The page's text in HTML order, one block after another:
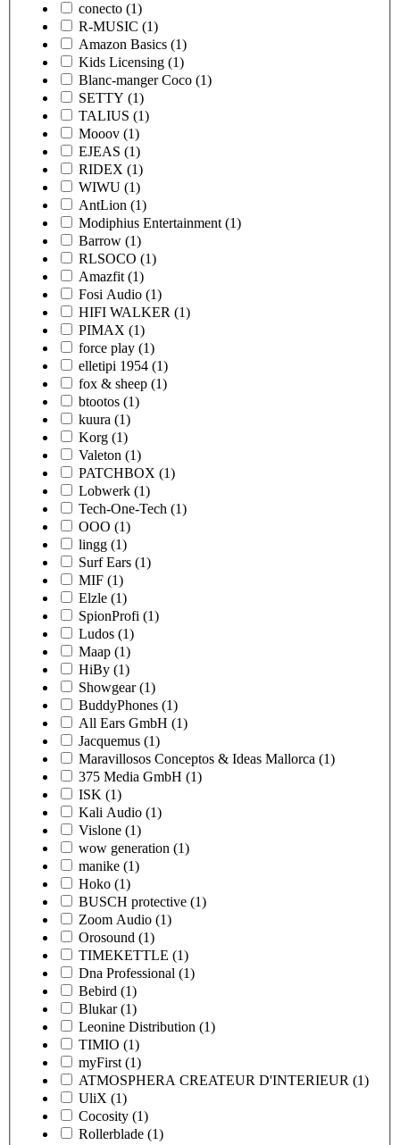
conecto (1)
R-MUSIC (1)
Amazon Basics (1)
Kids Licensing (1)
Blanc-manger Coco (1)
SETTY (1)
TALIUS (1)
Mooov (1)
EJEAS (1)
RIDEX (1)
WIWU (1)
AntLion (1)
Modiphius Entertainment (1)
Barrow (1)
RLSOCO (1)
Amazfit (1)
Fosi Audio (1)
HIFI WALKER (1)
PIMAX (1)
force play (1)
elletipi 1954 (1)
fox & sheep (1)
btootos (1)
kuura (1)
Korg (1)
Valeton (1)
PATCHBOX (1)
Lobwerk (1)
Tech-One-Tech (1)
OOO (1)
lingg (1)
Surf Ears (1)
MIF (1)
Elzle (1)
SpionProfi (1)
Ludos (1)
Maap (1)
HiBy (1)
Showgear (1)
BuddyPhones (1)
All Ears GmbH (1)
Jacquemus (1)
Maravillosos Conceptos & Ideas Mallorca (1)
375 Media GmbH (1)
ISK (1)
Kali Audio (1)
Vislone (1)
wow generation (1)
manike (1)
Hoko (1)
BUSCH protective (1)
Zoom Audio (1)
Orosound (1)
TIMEKETTLE (1)
Dna Professional (1)
Bebird (1)
Blukar (1)
Leonine Distribution (1)
TIMIO (1)
myFirst (1)
ATMOSPHERA CREATEUR D'INTERIEUR (1)
UliX (1)
Cocosity (1)
Rollerblade (1)